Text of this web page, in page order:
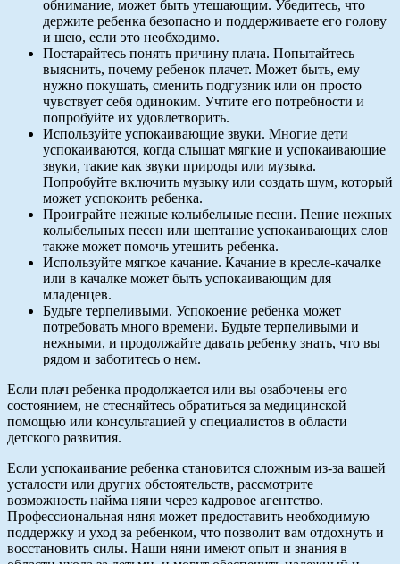
обнимание, может быть утешающим. Убедитесь, что
держите ребенка безопасно и поддерживаете его голову
и шею, если это необходимо.
Постарайтесь понять причину плача. Попытайтесь
выяснить, почему ребенок плачет. Может быть, ему
нужно покушать, сменить подгузник или он просто
чувствует себя одиноким. Учтите его потребности и
попробуйте их удовлетворить.
Используйте успокаивающие звуки. Многие дети
успокаиваются, когда слышат мягкие и успокаивающие
звуки, такие как звуки природы или музыка.
Попробуйте включить музыку или создать шум, который
может успокоить ребенка.
Проиграйте нежные колыбельные песни. Пение нежных
колыбельных песен или шептание успокаивающих слов
также может помочь утешить ребенка.
Используйте мягкое качание. Качание в кресле-качалке
или в качалке может быть успокаивающим для
младенцев.
Будьте терпеливыми. Успокоение ребенка может
потребовать много времени. Будьте терпеливыми и
нежными, и продолжайте давать ребенку знать, что вы
рядом и заботитесь о нем.
Если плач ребенка продолжается или вы озабочены его
состоянием, не стесняйтесь обратиться за медицинской
помощью или консультацией у специалистов в области
детского развития.
Если успокаивание ребенка становится сложным из-за вашей
усталости или других обстоятельств, рассмотрите
возможность найма няни через кадровое агентство.
Профессиональная няня может предоставить необходимую
поддержку и уход за ребенком, что позволит вам отдохнуть и
восстановить силы. Наши няни имеют опыт и знания в